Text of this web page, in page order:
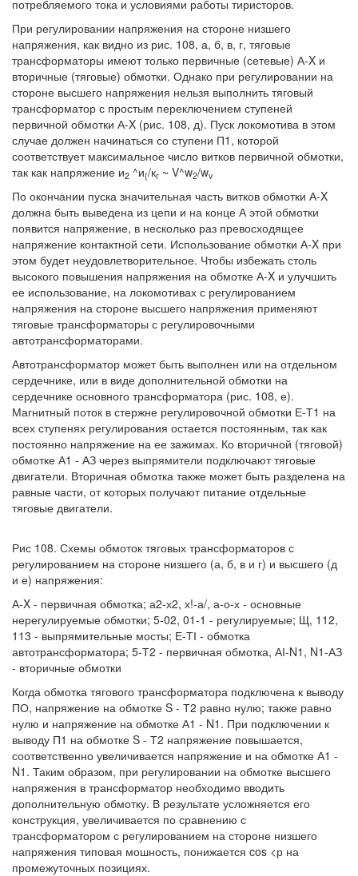
потребляемого тока и условиями работы тиристоров.
При регулировании напряжения на стороне низшего
напряжения, как видно из рис. 108, а, б, в, г, тяговые
трансформаторы имеют только первичные (сетевые) А-X и
вторичные (тяговые) обмотки. Однако при регулировании на
стороне высшего напряжения нельзя выполнить тяговый
трансформатор с простым переключением ступеней
первичной обмотки А-X (рис. 108, д). Пуск локомотива в этом
случае должен начинаться со ступени П1, которой
соответствует максимальное число витков первичной обмотки,
так как напряжение и2 ^и{/кг ~ V^w2/wv
По окончании пуска значительная часть витков обмотки А-X
должна быть выведена из цепи и на конце А этой обмотки
появится напряжение, в несколько раз превосходящее
напряжение контактной сети. Использование обмотки А-X при
этом будет неудовлетворительное. Чтобы избежать столь
высокого повышения напряжения на обмотке А-X и улучшить
ее использование, на локомотивах с регулированием
напряжения на стороне высшего напряжения применяют
тяговые трансформаторы с регулировочными
автотрансформаторами.
Автотрансформатор может быть выполнен или на отдельном
сердечнике, или в виде дополнительной обмотки на
сердечнике основного трансформатора (рис. 108, е).
Магнитный поток в стержне регулировочной обмотки Е-Т1 на
всех ступенях регулирования остается постоянным, так как
постоянно напряжение на ее зажимах. Ко вторичной (тяговой)
обмотке А1 - АЗ через выпрямители подключают тяговые
двигатели. Вторичная обмотка также может быть разделена на
равные части, от которых получают питание отдельные
тяговые двигатели.
Рис 108. Схемы обмоток тяговых трансформаторов с
регулированием на стороне низшего (а, б, в и г) и высшего (д
и е) напряжения:
А-X - первичная обмотка; а2-х2, х!-а/, а-о-х - основные
нерегулируемые обмотки; 5-02, 01-1 - регулируемые; Щ, 112,
113 - выпрямительные мосты; Е-ТІ - обмотка
автотрансформатора; 5-Т2 - первичная обмотка, АІ-N1, N1-АЗ
- вторичные обмотки
Когда обмотка тягового трансформатора подключена к выводу
ПО, напряжение на обмотке S - Т2 равно нулю; также равно
нулю и напряжение на обмотке А1 - N1. При подключении к
выводу П1 на обмотке S - Т2 напряжение повышается,
соответственно увеличивается напряжение и на обмотке А1 -
N1. Таким образом, при регулировании на обмотке высшего
напряжения в трансформатор необходимо вводить
дополнительную обмотку. В результате усложняется его
конструкция, увеличивается по сравнению с
трансформатором с регулированием на стороне низшего
напряжения типовая мошность, понижается cos <р на
промежуточных позициях.